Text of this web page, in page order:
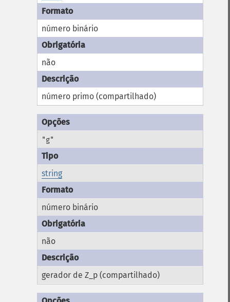
número binário
não
número primo (compartilhado)
"g"
string
número binário
não
gerador de Z_p (compartilhado)